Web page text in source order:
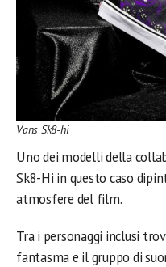
Vans Sk8-hi
Uno dei modelli della
Sk8-Hi in questo caso
atmosfere del film.
Tra i personaggi inclusi
fantasma e il gruppo di